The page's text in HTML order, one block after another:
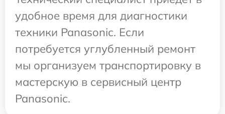
удобное время для диагностики
техники Panasonic. Если
потребуется углубленный ремонт
мы организуем транспортировку в
мастерскую в сервисный центр
Panasonic.